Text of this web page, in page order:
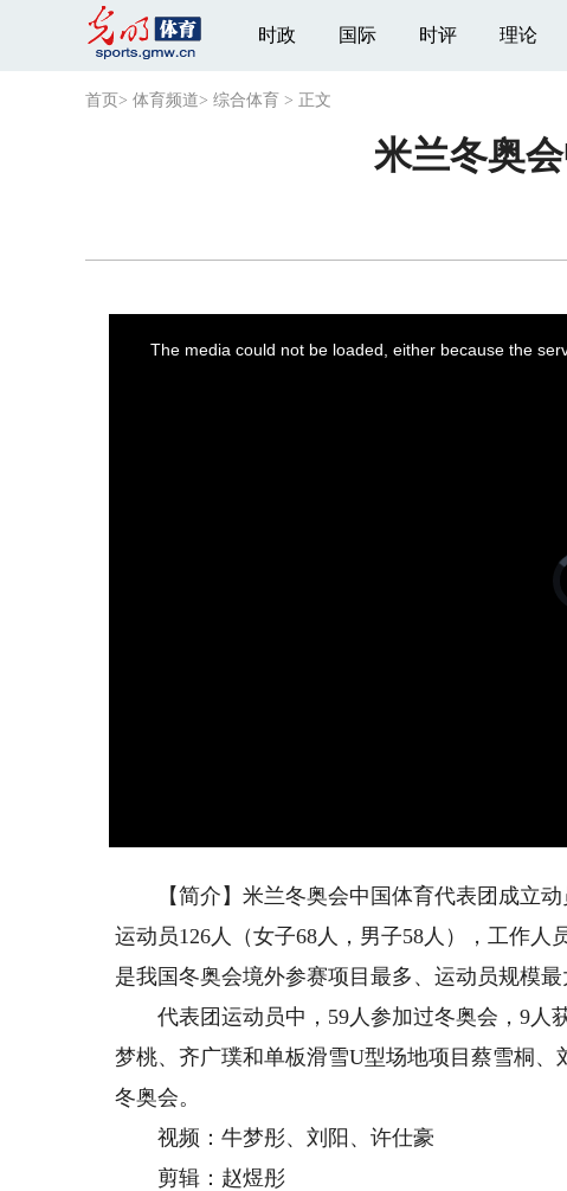
时政 国际 时评 理论
首页 > 体育频道> 综合体育 > 正文
米兰冬奥
The media could not be loaded, either because the
【简介】米兰冬奥会中国体育代表团成立动
运动员126人（女子68人，男子58人），工作人
是我国冬奥会境外参赛项目最多、运动员规模最
代表团运动员中，59人参加过冬奥会，9人
梦桃、齐广璞和单板滑雪U型场地项目蔡雪桐
冬奥会。
视频：牛梦彤、刘阳、许仕豪
剪辑：赵煜彤